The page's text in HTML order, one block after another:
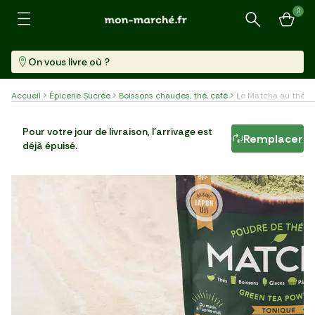
Recherche
0
On vous livre où ?
Accueil Épicerie Sucrée Boissons chaudes, thé, café Le Matcha au thé
Sachet (50 G) 183,00 €/kg
Pour votre jour de livraison, l'arrivage est
déjà épuisé.
Remplacer